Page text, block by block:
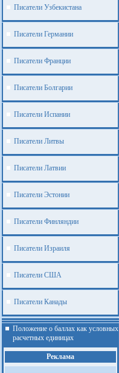
Писатели Узбекистана
Писатели Германии
Писатели Франции
Писатели Болгарии
Писатели Испании
Писатели Литвы
Писатели Латвии
Писатели Эстонии
Писатели Финляндии
Писатели Израиля
Писатели США
Писатели Канады
Положение о баллах как условных
расчетных единицах
Реклама